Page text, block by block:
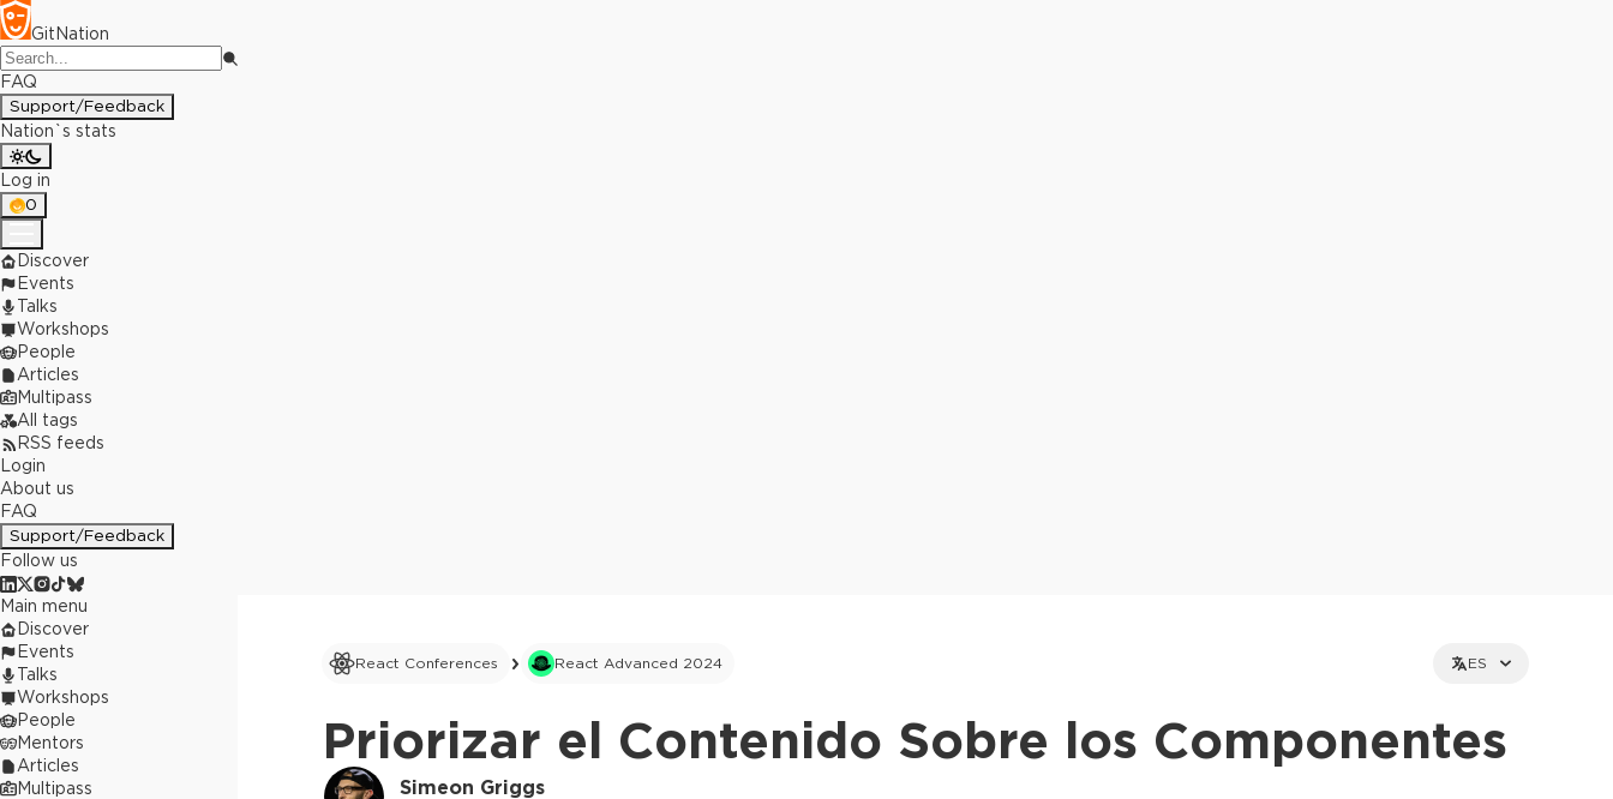
GitNation
FAQ
Support/Feedback
Nation`s stats
Log in
0
Discover
Events
Talks
Workshops
People
Articles
Multipass
All tags
RSS feeds
Login
About us
FAQ
Support/Feedback
Follow us
React Conferences React Advanced 2024 ES
Priorizar el Contenido Sobre los Componentes
Simeon Griggs
Main menu
Discover
Events
Talks
Workshops
People
Mentors
Articles
Multipass